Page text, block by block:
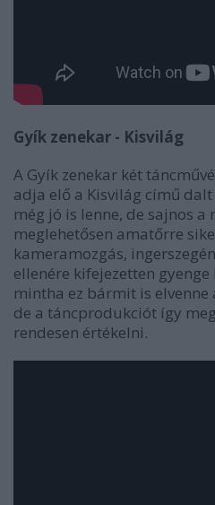
Gyík zenekar - Kisvilág
A Gyík zenekar két
adja elő a Kisvilág című
még jó is lenne, de sajnos a
meglehetősen amatőrre
kameramozgás,
ellenére kifejezetten
mintha ez bármit is elvenne
de a táncprodukciót így
rendesen értékelni.